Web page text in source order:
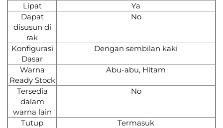
Lipat
Ya
Dapat
disusun di
rak
No
Konfigurasi
Dasar
Dengan sembilan kaki
Warna
Ready Stock
Abu-abu, Hitam
Tersedia
dalam
warna lain
No
Tutup
Termasuk